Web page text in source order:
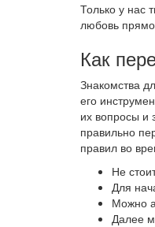
Только у нас
любовь
Как
Знакомства
его
их вопросы и
правильно
правил во
Не
Для
Можно
Далее